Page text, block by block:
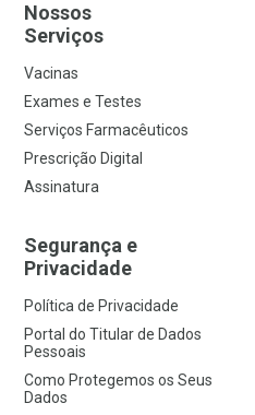
Nossos
Serviços
Vacinas
Exames e Testes
Serviços Farmacêuticos
Prescrição Digital
Assinatura
Segurança e
Privacidade
Política de Privacidade
Portal do Titular de Dados
Pessoais
Como Protegemos os Seus
Dados